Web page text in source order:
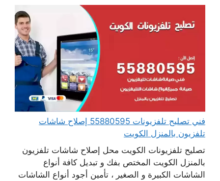
فني تصليح تلفزيونات 55880595 إصلاح شاشات
تلفزيون بالمنزل الكويت
تصليح تلفزيونات الكويت محل إصلاح شاشات تلفزيون
بالمنزل الكويت المختص بفك و تبديل كافة أنواع
الشاشات الكبيرة و الصغير ، تأمين أجود أنواع الشاشات